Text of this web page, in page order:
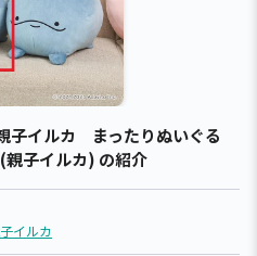
子イルカ まったりぬいぐる
子イルカ) の紹介
イルカ